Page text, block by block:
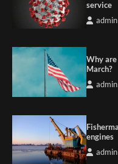
service
admin
Why
March?
admin
engines
admin